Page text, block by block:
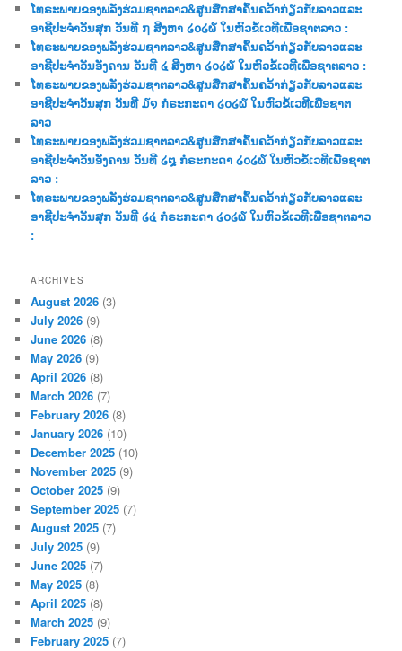
h
ໂທຣະພາບຂອງພລັງຮ່ວມຊາຕລາວ&ສູນສືກສາຄົ້ນຄວ້າກ່ຽວກັບລາວແລະ
ອາຊີປະຈຳວັນສຸກ ວັນທີ ໗ ສີງຫາ ໒໐໒໖ ໃນຫົວຂໍ້ເວທີເພື່ອຊາຕລາວ :
ໂທຣະພາບຂອງພລັງຮ່ວມຊາຕລາວ&ສູນສືກສາຄົ້ນຄວ້າກ່ຽວກັບລາວແລະ
ອາຊີປະຈຳວັນອັງຄານ ວັນທີ ໔ ສີງຫາ ໒໐໒໖ ໃນຫົວຂໍ້ເວທີເພື່ອຊາຕລາວ :
ໂທຣະພາບຂອງພລັງຮ່ວມຊາຕລາວ&ສູນສືກສາຄົ້ນຄວ້າກ່ຽວກັບລາວແລະ
ອາຊີປະຈຳວັນສຸກ ວັນທີ ໓໑ ກໍຣະກະດາ ໒໐໒໖ ໃນຫົວຂໍ້ເວທີເພື່ອຊາຕ
ລາວ
ໂທຣະພາບຂອງພລັງຮ່ວມຊາຕລາວ&ສູນສືກສາຄົ້ນຄວ້າກ່ຽວກັບລາວແລະ
ອາຊີປະຈຳວັນອັງຄານ ວັນທີ ໒໘ ກໍຣະກະດາ ໒໐໒໖ ໃນຫົວຂໍ້ເວທີເພື່ອຊາຕ
ລາວ :
ໂທຣະພາບຂອງພລັງຮ່ວມຊາຕລາວ&ສູນສືກສາຄົ້ນຄວ້າກ່ຽວກັບລາວແລະ
ອາຊີປະຈຳວັນສຸກ ວັນທີ ໒໔ ກໍຣະກະດາ ໒໐໒໖ ໃນຫົວຂໍ້ເວທີເພື່ອຊາຕລາວ
:
ARCHIVES
August 2026 (3)
July 2026 (9)
June 2026 (8)
May 2026 (9)
April 2026 (8)
March 2026 (7)
February 2026 (8)
January 2026 (10)
December 2025 (10)
November 2025 (9)
October 2025 (9)
September 2025 (7)
August 2025 (7)
July 2025 (9)
June 2025 (7)
May 2025 (8)
April 2025 (8)
March 2025 (9)
February 2025 (7)